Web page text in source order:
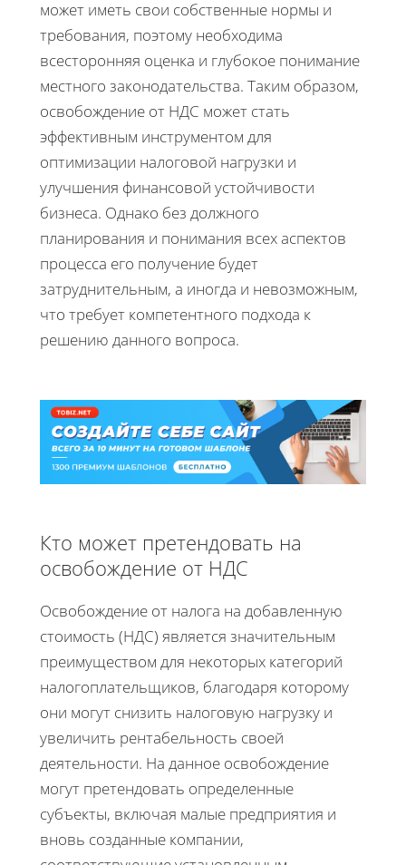
может иметь свои собственные нормы и
требования, поэтому необходима
всесторонняя оценка и глубокое понимание
местного законодательства. Таким образом,
освобождение от НДС может стать
эффективным инструментом для
оптимизации налоговой нагрузки и
улучшения финансовой устойчивости
бизнеса. Однако без должного
планирования и понимания всех аспектов
процесса его получение будет
затруднительным, а иногда и невозможным,
что требует компетентного подхода к
решению данного вопроса.
Кто может претендовать на
освобождение от НДС
Освобождение от налога на добавленную
стоимость (НДС) является значительным
преимуществом для некоторых категорий
налогоплательщиков, благодаря которому
они могут снизить налоговую нагрузку и
увеличить рентабельность своей
деятельности. На данное освобождение
могут претендовать определенные
субъекты, включая малые предприятия и
вновь созданные компании,